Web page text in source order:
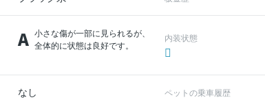
A 小さな傷が一部に見られるが、
全体的に状態は良好です。
内装状態
なし ペットの乗車履歴